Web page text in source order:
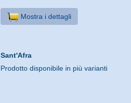
Mostra i dettagli
Sant'Afra
Prodotto disponibile in più varianti